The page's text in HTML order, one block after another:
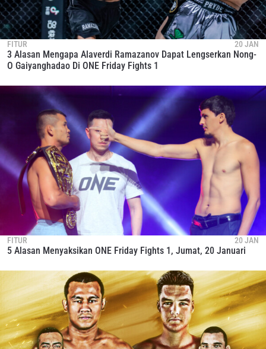
FITUR 20 JAN
3 Alasan Mengapa Alaverdi Ramazanov Dapat Lengserkan Nong-
O Gaiyanghadao Di ONE Friday Fights 1
FITUR 20 JAN
5 Alasan Menyaksikan ONE Friday Fights 1, Jumat, 20 Januari